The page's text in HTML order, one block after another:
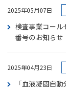
2025年05月07日
検査事業コー
番号のお知らせ
2025年04月23日
「血液凝固自